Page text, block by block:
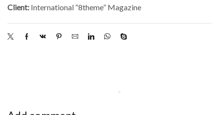
Client: International “8theme” Magazine